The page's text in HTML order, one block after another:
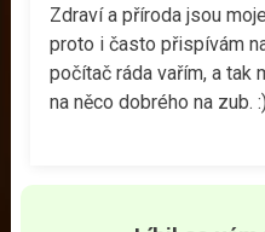
Zdraví a příroda jsou
proto i často přispívám
počítač ráda vařím, a tak
na něco dobrého na zub. :)